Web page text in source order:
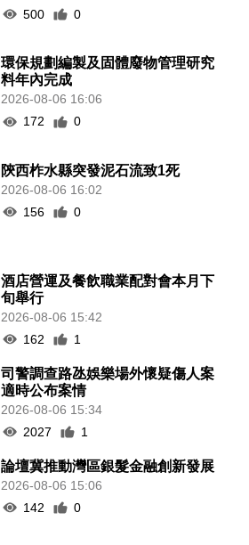
500
0
環保規劃編製及固體廢物管理研究
料年內完成
2026-08-06 16:06
172
0
陝西柞水縣突發泥石流致1死
2026-08-06 16:02
156
0
酒店營運及餐飲職業配對會本月下
旬舉行
2026-08-06 15:42
162
1
司警調查路氹娛樂場外懷疑傷人案
適時公布案情
2026-08-06 15:34
2027
1
論壇冀推動灣區銀髮金融創新發展
2026-08-06 15:06
142
0